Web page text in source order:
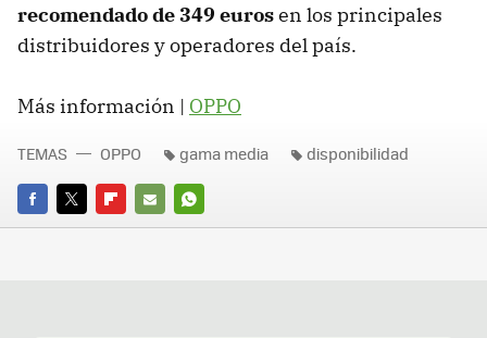
recomendado de 349 eurosen los principales
distribuidores y operadores del país.
Más información | OPPO
FACEBOOK
TWITTERFLIPBOARD
E-
WHATSAPP
TEMAS OPPO gama media disponibilidad